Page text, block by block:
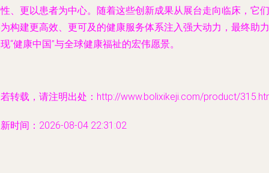
、更以患者为中心。随着这些创新成果从展台走向临床，它们
构建更高效、更可及的健康服务体系注入强大动力，最终助力
“健康中国”与全球健康福祉的宏伟愿景。
转载，请注明出处：http://www.bolixikeji.com/product/
时间：2026-08-04 22:31:02